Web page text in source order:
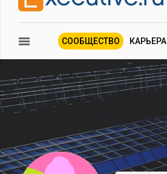
СООБЩЕСТВО КАРЬЕРА